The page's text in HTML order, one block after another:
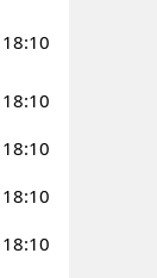
18:10
18:10
18:10
18:10
18:10